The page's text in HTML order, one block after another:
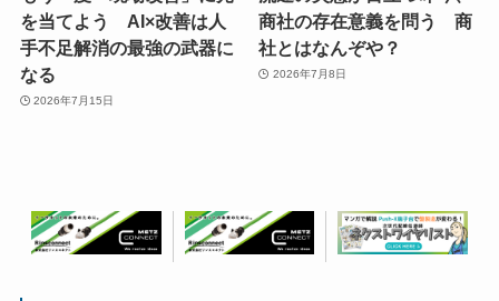
を当てよう AI×改善は人
手不足解消の最強の武器に
なる
2026年7月15日
商社の存在意義を問う 商
社とはなんぞや？
2026年7月8日